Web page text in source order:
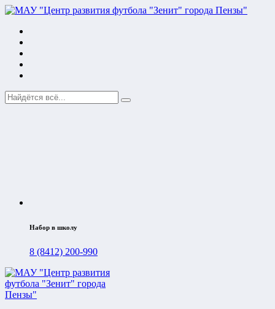
Набор в школу
8 (8412) 200-990